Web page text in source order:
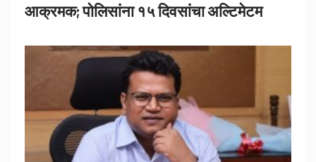
आक्रमक; पोलिसांना १५ दिवसांचा अल्टिमेटम